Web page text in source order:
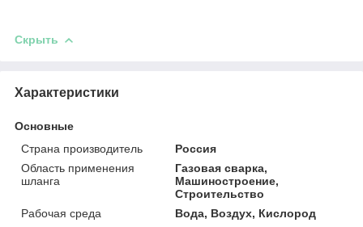
Скрыть
Характеристики
Основные
Страна производитель
Россия
Область применения
шланга
Газовая сварка,
Машиностроение,
Строительство
Рабочая среда
Вода, Воздух, Кислород